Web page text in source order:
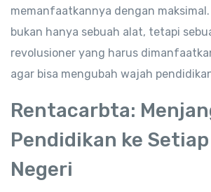
memanfaatkannya dengan
bukan hanya sebuah alat, tetapi
revolusioner yang harus
agar bisa mengubah wajah
Rentacarbta:
Pendidikan ke
Negeri